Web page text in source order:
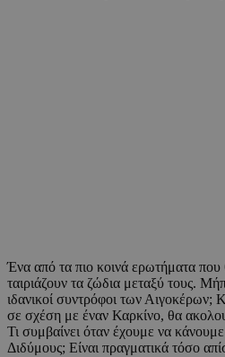
Ένα από τα πιο κοινά ερωτήματα που
ταιριάζουν τα ζώδια μεταξύ τους.
ιδανικοί συντρόφοι των Αιγοκέρων;
σε σχέση με έναν Καρκίνο, θα
Τι συμβαίνει όταν έχουμε να
Διδύμους; Είναι πραγματικά τόσο